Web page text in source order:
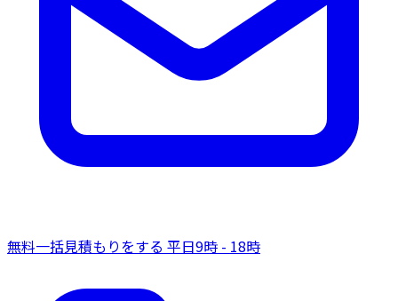
無料一括見積もりをする 平日9時 - 18時